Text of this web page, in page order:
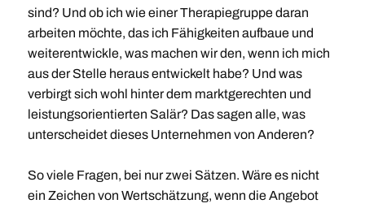
sind? Und ob ich wie einer Therapiegruppe daran
arbeiten möchte, das ich Fähigkeiten aufbaue und
weiterentwickle, was machen wir den, wenn ich mich
aus der Stelle heraus entwickelt habe? Und was
verbirgt sich wohl hinter dem marktgerechten und
leistungsorientierten Salär? Das sagen alle, was
unterscheidet dieses Unternehmen von Anderen?
So viele Fragen, bei nur zwei Sätzen. Wäre es nicht
ein Zeichen von Wertschätzung, wenn die Angebot